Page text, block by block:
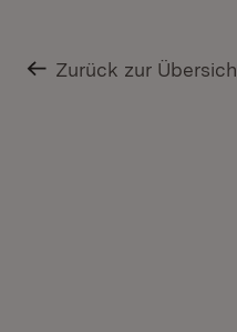
Zurück zur